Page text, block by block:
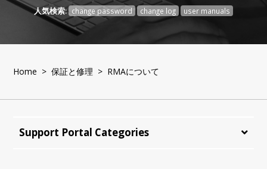
人気検索: change password change log user manuals
Home >保証と修理 > RMAについて
Support Portal Categories